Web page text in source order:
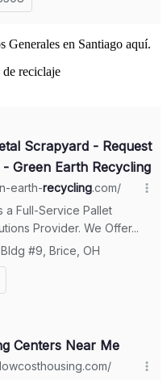
Generales en Santiago aquí.
de reciclaje